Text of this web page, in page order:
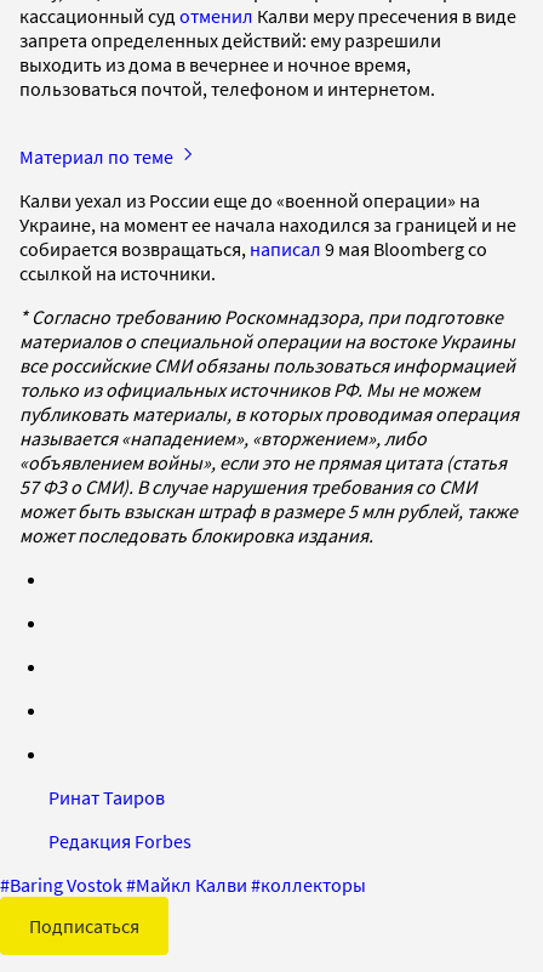
кассационный суд отменил Калви меру пресечения в виде
запрета определенных действий: ему разрешили
выходить из дома в вечернее и ночное время,
пользоваться почтой, телефоном и интернетом.
Материал по теме
Калви уехал из России еще до «военной операции» на
Украине, на момент ее начала находился за границей и не
собирается возвращаться, написал 9 мая Bloomberg со
ссылкой на источники.
* Согласно требованию Роскомнадзора, при подготовке
материалов о специальной операции на востоке Украины
все российские СМИ обязаны пользоваться информацией
только из официальных источников РФ. Мы не можем
публиковать материалы, в которых проводимая операция
называется «нападением», «вторжением», либо
«объявлением войны», если это не прямая цитата (статья
57 ФЗ о СМИ). В случае нарушения требования со СМИ
может быть взыскан штраф в размере 5 млн рублей, также
может последовать блокировка издания.
Ринат Таиров
Редакция Forbes
#Baring Vostok#Майкл Калви #коллекторы
Подписаться